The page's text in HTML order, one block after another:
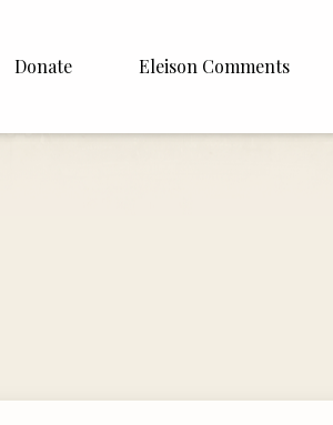
Donate Eleison Comments
Italiano